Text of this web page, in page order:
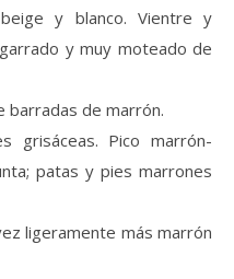
y blanco. Vientre y
y muy moteado de
barradas de marrón.
grisáceas. Pico marrón-
patas y pies marrones
ligeramente más marrón